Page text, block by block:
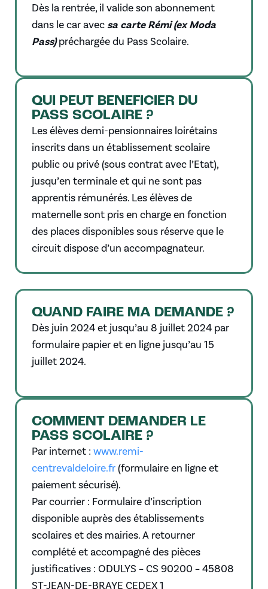
Dès la rentrée, il valide son abonnement
dans le car avec sa carte Rémi (ex Moda
Pass)préchargée du Pass Scolaire.
QUI PEUT BENEFICIER DU
PASS SCOLAIRE ?
Les élèves demi-pensionnaires loirétains
inscrits dans un établissement scolaire
public ou privé (sous contrat avec l’Etat),
jusqu’en terminale et qui ne sont pas
apprentis rémunérés. Les élèves de
maternelle sont pris en charge en fonction
des places disponibles sous réserve que le
circuit dispose d’un accompagnateur.
QUAND FAIRE MA DEMANDE ?
Dès juin 2024 et jusqu’au 8 juillet 2024 par
formulaire papier et en ligne jusqu’au 15
juillet 2024.
COMMENT DEMANDER LE
PASS SCOLAIRE ?
Par internet : www.remi-
centrevaldeloire.fr(formulaire en ligne et
paiement sécurisé).
Par courrier : Formulaire d’inscription
disponible auprès des établissements
scolaires et des mairies. A retourner
complété et accompagné des pièces
justificatives : ODULYS – CS 90200 – 45808
ST-JEAN-DE-BRAYE CEDEX 1